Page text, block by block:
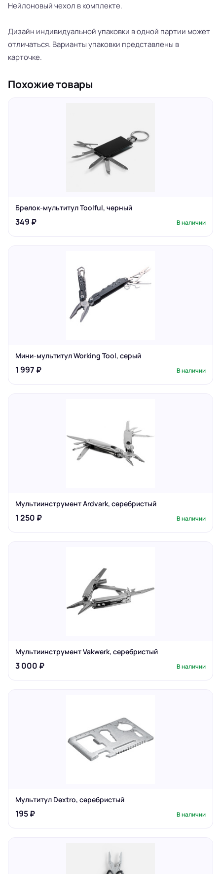
Нейлоновый чехол в комплекте.
Дизайн индивидуальной упаковки в одной партии может
отличаться. Варианты упаковки представлены в
карточке.
Похожие товары
Брелок-мультитул Toolful, черный
349 ₽ В наличии
Мини-мультитул Working Tool, серый
1 997 ₽ В наличии
Мультиинструмент Ardvark, серебристый
1 250 ₽ В наличии
Мультиинструмент Vakwerk, серебристый
3 000 ₽ В наличии
Мультитул Dextro, серебристый
195 ₽ В наличии